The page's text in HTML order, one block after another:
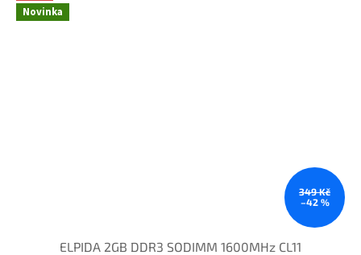
Novinka
349 Kč
–42 %
ELPIDA 2GB DDR3 SODIMM 1600MHz CL11